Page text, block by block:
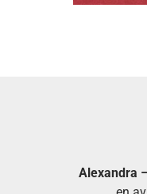
Alexandra